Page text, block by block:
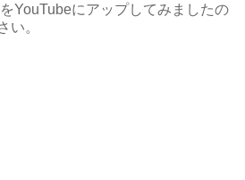
YouTubeにアップしてみましたの
い。